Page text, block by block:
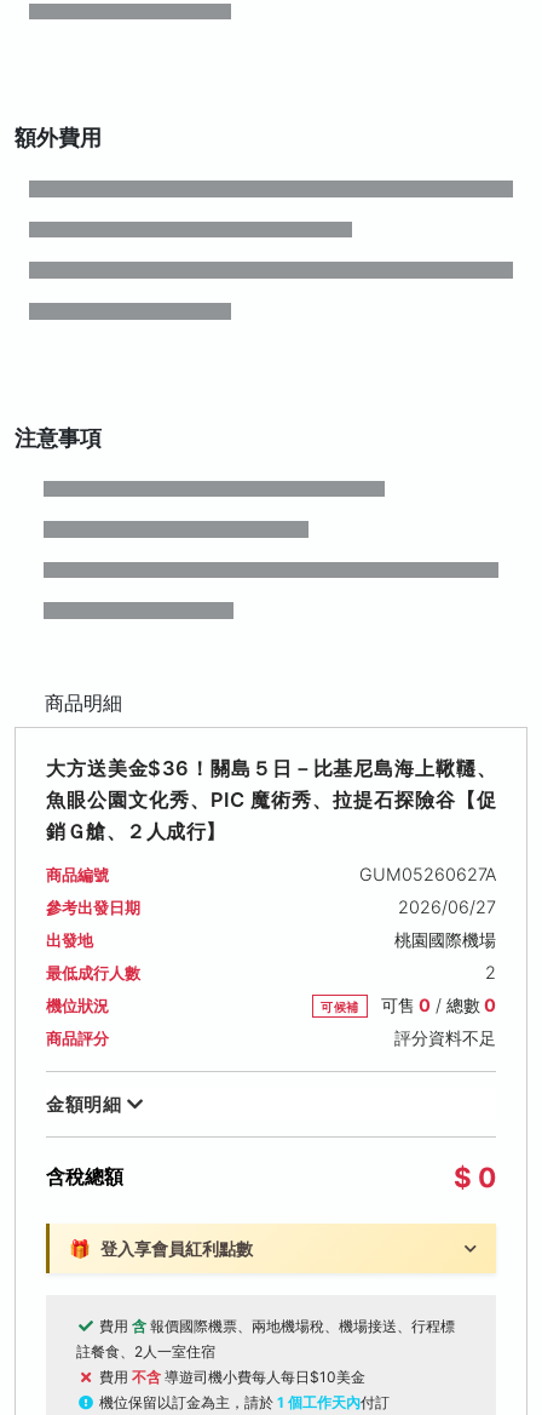
額外費用
注意事項
商品明細
大方送美金$36！關島５日－比基尼島海上鞦韆、
魚眼公園文化秀、PIC 魔術秀、拉提石探險谷【促
銷Ｇ艙、２人成行】
商品編號 GUM05260627A
參考出發日期 2026/06/27
出發地 桃園國際機場
最低成行人數 2
機位狀況 可候補 可售 0/ 總數0
商品評分 評分資料不足
金額明細
含稅總額 $ 0
🎁 登入享會員紅利點數
費用 含 報價國際機票、兩地機場稅、機場接送、行程標
註餐食、2人一室住宿
費用 不含 導遊司機小費每人每日$10美金
機位保留以訂金為主，請於 1 個工作天內付訂